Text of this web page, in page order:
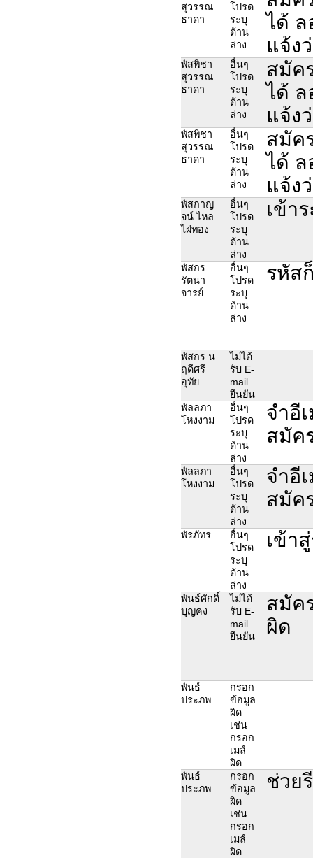
สุวรรณ
ธาดา
โปรด
ระบุ
ด้าน
ล่าง
ได้ ล
แจ้ง
พัสพิชา
สุวรรณ
ธาดา
อื่นๆ
โปรด
ระบุ
ด้าน
ล่าง
สมัค
ได้ ล
แจ้ง
พัสพิชา
สุวรรณ
ธาดา
อื่นๆ
โปรด
ระบุ
ด้าน
ล่าง
สมัค
ได้ ล
แจ้ง
พัสกาญ
จน์ ไหล
ไผ่ทอง
อื่นๆ
โปรด
ระบุ
ด้าน
ล่าง
เข้า
พัสกร
รัตนา
จารย์
อื่นๆ
โปรด
ระบุ
ด้าน
ล่าง
รหัส
พัสกร น
ฤดีศรี
อุทัย
ไม่ได้
รับ E-
mail
ยืนยัน
พัลลภา
โหงงาม
อื่นๆ
โปรด
ระบุ
ด้าน
ล่าง
จำอี
สมัค
พัลลภา
โหงงาม
อื่นๆ
โปรด
ระบุ
ด้าน
ล่าง
จำอี
สมัค
พัรภัทร
อื่นๆ
โปรด
ระบุ
ด้าน
ล่าง
เข้า
พันธ์ศักดิ์
บุญคง
ไม่ได้
รับ E-
mail
ยืนยัน
สมัค
ผิด
พันธ์
ประภพ
กรอก
ข้อมูล
ผิด
เช่น
กรอก
เมล์
ผิด
พันธ์
ประภพ
กรอก
ข้อมูล
ผิด
เช่น
กรอก
เมล์
ผิด
ช่วย